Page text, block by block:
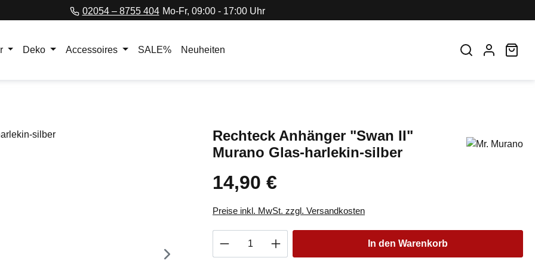
02054 – 8755 404 Mo-Fr, 09:00 - 17:00 Uhr
Deko Accessoires SALE% Neuheiten
Rechteck Anhänger "Swan II"
Murano Glas-harlekin-silber
Regulärer Preis:
14,90 €
Preise inkl. MwSt. zzgl. Versandkosten
Produkt Anzahl: Gib den gewünschten Wert ein
In den Warenkorb